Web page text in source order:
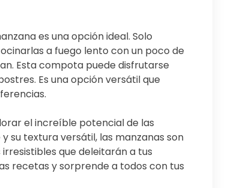
es una opción ideal. Solo
a fuego lento con un poco de
Esta compota puede disfrutarse
Es una opción versátil que
el increíble potencial de las
su textura versátil, las manzanas son
que deleitarán a tus
recetas y sorprende a todos con tus